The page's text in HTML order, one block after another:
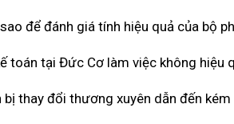
để đánh giá tính hiệu quả của bộ
toán tại Đức Cơ làm việc không
bị thay đổi thương xuyên dẫn đến kém